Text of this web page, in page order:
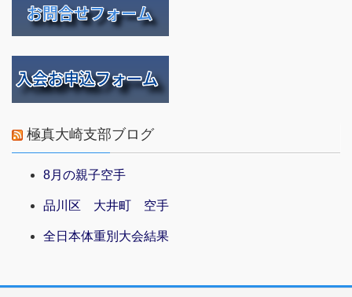
極真大崎支部ブログ
8月の親子空手
品川区 大井町 空手
全日本体重別大会結果